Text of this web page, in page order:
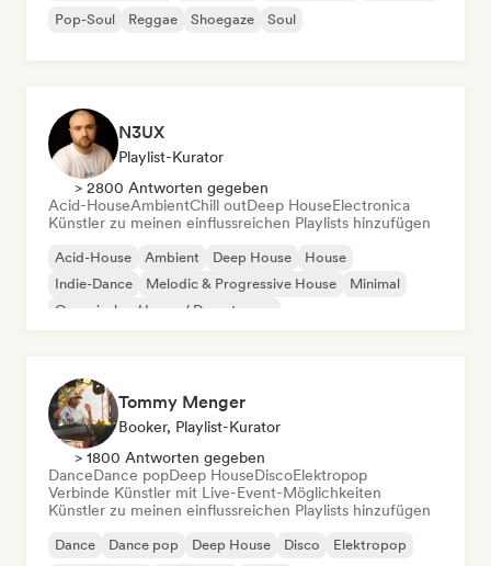
Pop-Soul
Reggae Shoegaze Soul
N3UX
Playlist-Kurator
> 2800 Antworten gegeben
Acid-HouseAmbientChill outDeep HouseElectronica
Künstler zu meinen einflussreichen Playlists hinzufügen
Acid-House Ambient Deep House
House
Indie-Dance
Melodic & Progressive House
Minimal
Organischer House / Downtempo
Tommy Menger
Booker, Playlist-Kurator
> 1800 Antworten gegeben
DanceDance popDeep HouseDiscoElektropop
Verbinde Künstler mit Live-Event-Möglichkeiten
Künstler zu meinen einflussreichen Playlists hinzufügen
Dance Dance pop Deep House Disco Elektropop